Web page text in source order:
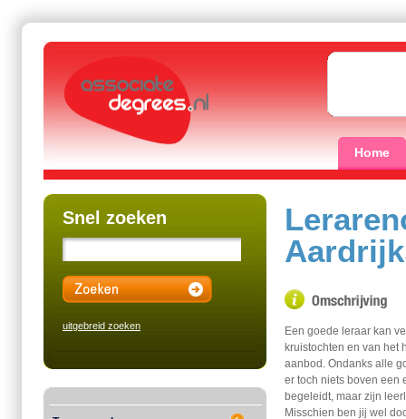
Home
Snel zoeken
uitgebreid zoeken
Een goede leraar kan
kruistochten en van het
aanbod. Ondanks alle
er toch niets boven een
begeleidt, maar zijn
Misschien ben jij wel